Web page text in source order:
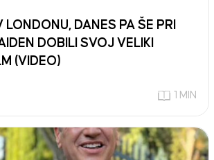
LONDONU, DANES PA ŠE PRI
DOBILI SVOJ VELIKI
(VIDEO)
1 MIN